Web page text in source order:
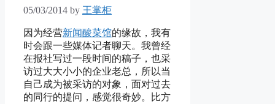
05/03/2014 by 王掌柜
因为经营新闻酸菜馆的缘故，我有
时会跟一些媒体记者聊天。我曾经
在报社写过一段时间的稿子，也采
访过大大小小的企业老总，所以当
自己成为被采访的对象，面对过去
的同行的提问，感觉很奇妙。比方